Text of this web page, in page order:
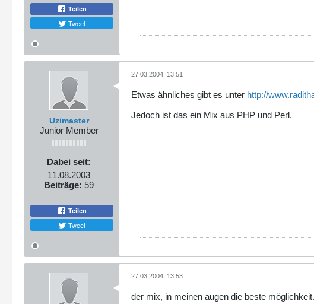
Teilen
Tweet
Uzimaster
Junior Member
Dabei seit:
11.08.2003
Beiträge: 59
Teilen
Tweet
27.03.2004, 13:51
Etwas ähnliches gibt es unter http://
Jedoch ist das ein Mix aus PHP und Perl.
27.03.2004, 13:53
der mix, in meinen augen die beste möglichkeit.